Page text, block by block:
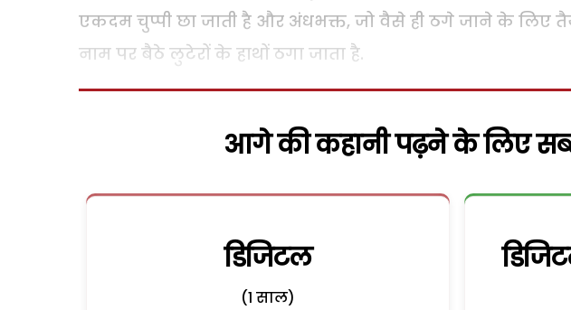
एकदम चुप्पी छा जाती है और अंधभक्त, जो वैसे ही ठगे जाने के लिए
नाम पर बैठे लुटेरों के हाथों ठगा जाता है.
आगे की कहानी पढ़ने के लिए
डिजिटल
(1 साल)